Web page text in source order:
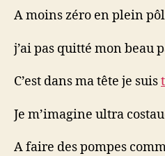
A moins zéro en plein
j’ai pas quitté mon beau
C’est dans ma tête je suis
Je m’imagine ultra
A faire des pompes